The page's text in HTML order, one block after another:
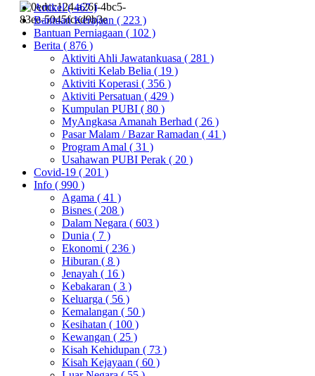
Artikel( 467 )
Bantuan Kerajaan ( 223 )
Bantuan Perniagaan ( 102 )
Berita ( 876 )
Aktiviti Ahli Jawatankuasa ( 281 )
Aktiviti Kelab Belia ( 19 )
Aktiviti Koperasi ( 356 )
Aktiviti Persatuan ( 429 )
Kumpulan PUBI ( 80 )
MyAngkasa Amanah Berhad ( 26 )
Pasar Malam / Bazar Ramadan ( 41 )
Program Amal ( 31 )
Usahawan PUBI Perak ( 20 )
Covid-19 ( 201 )
Info ( 990 )
Agama ( 41 )
Bisnes ( 208 )
Dalam Negara ( 603 )
Dunia ( 7 )
Ekonomi ( 236 )
Hiburan ( 8 )
Jenayah ( 16 )
Kebakaran ( 3 )
Keluarga ( 56 )
Kemalangan ( 50 )
Kesihatan ( 100 )
Kewangan ( 25 )
Kisah Kehidupan ( 73 )
Kisah Kejayaan ( 60 )